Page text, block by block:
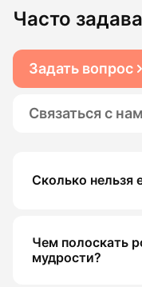
Часто
Задать вопрос
Связаться с
Сколько нельзя
Чем полоскать
мудрости?